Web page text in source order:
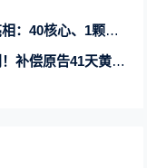
40核心、1颗顶3颗
告41天黄金会员时长